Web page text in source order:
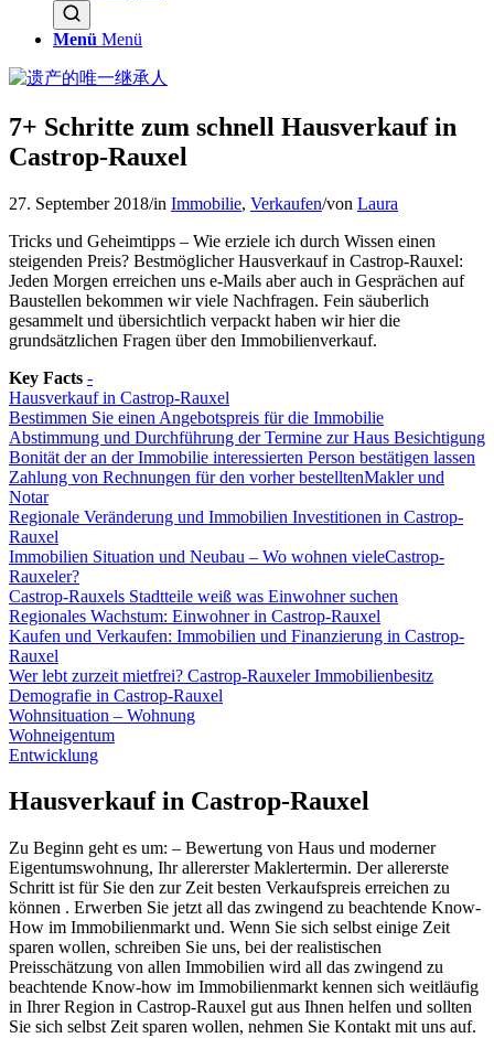
Menü Menü
7+ Schritte zum schnell Hausverkauf in
Castrop-Rauxel
27. September 2018/in Immobilie, Verkaufen/von Laura
Tricks und Geheimtipps – Wie erziele ich durch Wissen einen
steigenden Preis? Bestmöglicher Hausverkauf in Castrop-Rauxel:
Jeden Morgen erreichen uns e-Mails aber auch in Gesprächen auf
Baustellen bekommen wir viele Nachfragen. Fein säuberlich
gesammelt und übersichtlich verpackt haben wir hier die
grundsätzlichen Fragen über den Immobilienverkauf.
Key Facts -
Hausverkauf in Castrop-Rauxel
Bestimmen Sie einen Angebotspreis für die Immobilie
Abstimmung und Durchführung der Termine zur Haus Besichtigung
Bonität der an der Immobilie interessierten Person bestätigen lassen
Zahlung von Rechnungen für den vorher bestelltenMakler und
Notar
Regionale Veränderung und Immobilien Investitionen in Castrop-
Rauxel
Immobilien Situation und Neubau – Wo wohnen vieleCastrop-
Rauxeler?
Castrop-Rauxels Stadtteile weiß was Einwohner suchen
Regionales Wachstum: Einwohner in Castrop-Rauxel
Kaufen und Verkaufen: Immobilien und Finanzierung in Castrop-
Rauxel
Wer lebt zurzeit mietfrei? Castrop-Rauxeler Immobilienbesitz
Demografie in Castrop-Rauxel
Wohnsituation – Wohnung
Wohneigentum
Entwicklung
Hausverkauf in Castrop-Rauxel
Zu Beginn geht es um: – Bewertung von Haus und moderner
Eigentumswohnung, Ihr allererster Maklertermin. Der allererste
Schritt ist für Sie den zur Zeit besten Verkaufspreis erreichen zu
können . Erwerben Sie jetzt all das zwingend zu beachtende Know-
How im Immobilienmarkt und. Wenn Sie sich selbst einige Zeit
sparen wollen, schreiben Sie uns, bei der realistischen
Preisschätzung von allen Immobilien wird all das zwingend zu
beachtende Know-how im Immobilienmarkt kennen sich weitläufig
in Ihrer Region in Castrop-Rauxel gut aus Ihnen helfen und sollten
Sie sich selbst Zeit sparen wollen, nehmen Sie Kontakt mit uns auf.